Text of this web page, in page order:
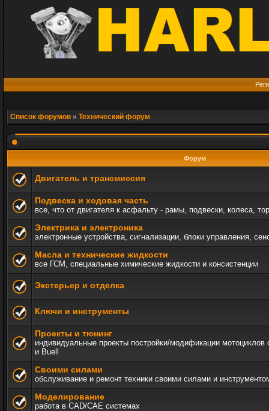
Список форумов » Технический форум
Форум
Двигатель и трансмиссия
Подвеска и ходовая часть
все, что от двигателя к асфальту - рамы, подвески, колеса,
Электрика и электроника
электронные устройства, сигнализации, блоки управления,
Масла и технические жидкости
все ГСМ, специальные химические жидкости и консистенции
Экстерьер и отделка
Ключи и инструменты
Проекты и тюнинг
индивидуальные проекты постройки/модификации мотоциклов
и Buell
Своими силами
обслуживание и ремонт техники своими силами и
Моделирование
работа в CAD/CAE системах